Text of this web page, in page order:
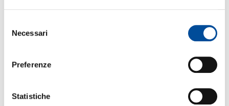
delNecessari
Preferenze
Statistiche